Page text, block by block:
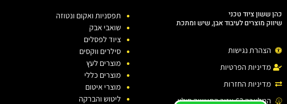
כהן ששון ציוד טכני
שיווק מוצרים לעיבוד אבן, שיש ומתכת
הצהרת נגישות
מדיניות הפרטיות
מדיניות החזרות
המלאכה 63,אזור התעשיה חולון.
תפסניות ואקום ונטוזה
שואבי אבק
ציוד לפסלים
סילרים ווקסים
מוצרים לעץ
מוצרים כללי
מוצרי איטום
ליטוש והברקה